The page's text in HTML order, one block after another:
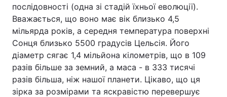
Цікавинки Погода
Екологія Регіони
Лонгріди
Відео з Youtube Статті
послідовності (одна зі стадій їхньої еволюції).
Вважається, що воно має вік близько 4,5
мільярда років, а середня температура поверхні
Сонця близько 5500 градусів Цельсія. Його
діаметр сягає 1,4 мільйона кілометрів, що в 109
разів більше за земний, а маса - в 333 тисячі
разів більша, ніж нашої планети. Цікаво, що ця
зірка за розмірами та яскравістю перевершує